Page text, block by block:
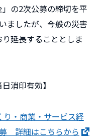
の2次公募の締切を平
ましたが、今般の災害
延長することとしま
消印有効】
・商業・サービス経
詳細はこちらから